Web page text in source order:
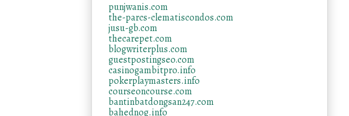
punjwanis.com
the-parcs-clematiscondos.com
jusu-gb.com
thecarepet.com
blogwriterplus.com
guestpostingseo.com
casinogambitpro.info
pokerplaymasters.info
courseoncourse.com
bantinbatdongsan247.com
bahednog.info